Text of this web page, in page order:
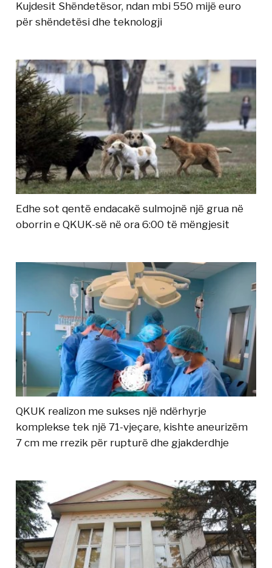
Kujdesit Shëndetësor, ndan mbi 550 mijë euro
për shëndetësi dhe teknologji
Edhe sot qentë endacakë sulmojnë një grua në
oborrin e QKUK-së në ora 6:00 të mëngjesit
QKUK realizon me sukses një ndërhyrje
komplekse tek një 71-vjeçare, kishte aneurizëm
7 cm me rrezik për rupturë dhe gjakderdhje